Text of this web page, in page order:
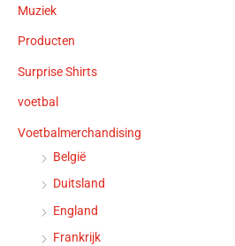
Muziek
Producten
Surprise Shirts
voetbal
Voetbalmerchandising
België
Duitsland
England
Frankrijk